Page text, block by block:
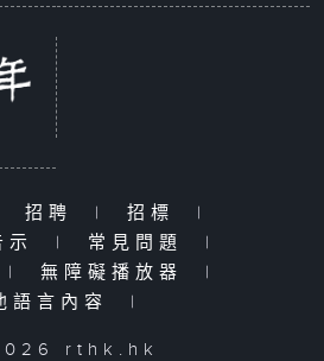
招聘 | 招標
|
示
| 常見問題
|
| 無障礙播放器
|
語言內容
|
rthk.hk